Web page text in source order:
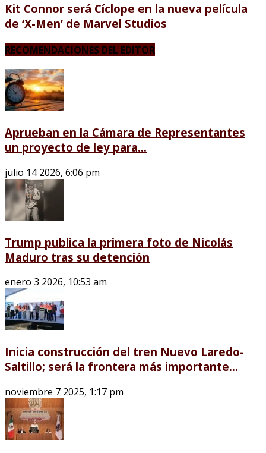
Kit Connor será Cíclope en la nueva película
de ‘X-Men’ de Marvel Studios
RECOMENDACIONES DEL EDITOR
Aprueban en la Cámara de Representantes
un proyecto de ley para...
julio 14 2026, 6:06 pm
Trump publica la primera foto de Nicolás
Maduro tras su detención
enero 3 2026, 10:53 am
Inicia construcción del tren Nuevo Laredo-
Saltillo; será la frontera más importante...
noviembre 7 2025, 1:17 pm